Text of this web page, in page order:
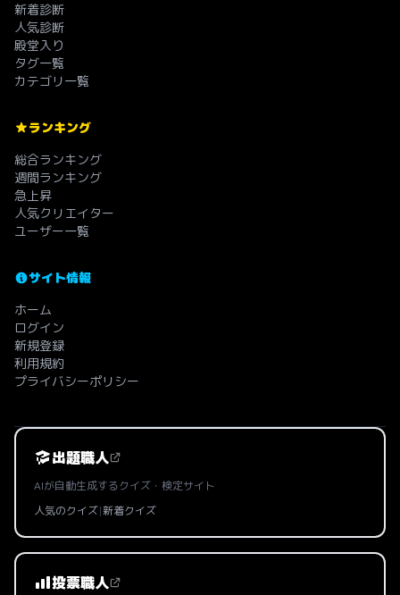
新着診断
人気診断
殿堂入り
タグ一覧
カテゴリ一覧
ランキング
総合ランキング
週間ランキング
急上昇
人気クリエイター
ユーザー一覧
サイト情報
ホーム
ログイン
新規登録
利用規約
プライバシーポリシー
出題職人
AIが自動生成するクイズ・検定サイト
人気のクイズ|新着クイズ
投票職人